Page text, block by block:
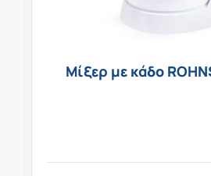
Μίξερ με κάδο